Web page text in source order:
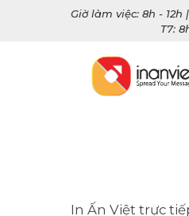
Giờ làm việc: 8h - 12h |
T7:
In Ấn Việt trực